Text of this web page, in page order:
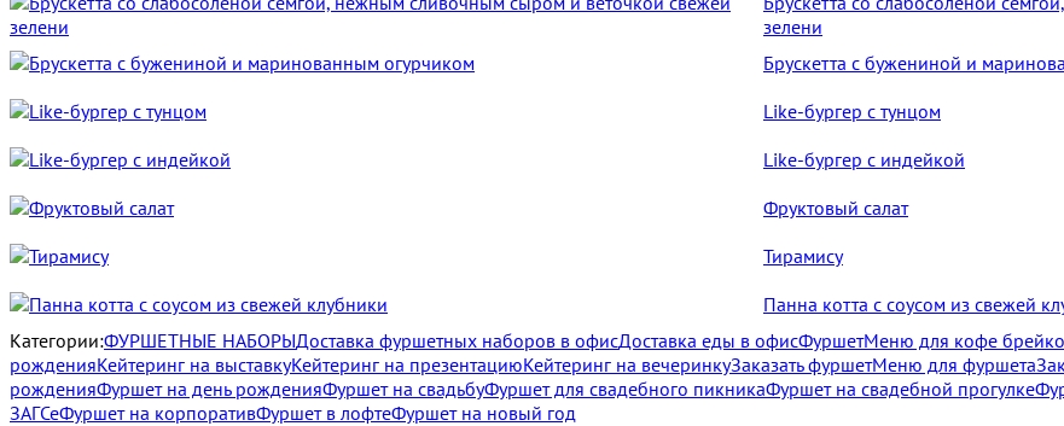
зелени
Брускетта с бужениной и
Like-бургер с тунцом
Like-бургер с индейкой
Фруктовый салат
Тирамису
Панна котта с соусом из свежей
Категории:ФУРШЕТНЫЕ НАБОРЫДоставка фуршетных наборов в офисДоставка еды в офисФуршетМеню для кофе
рожденияКейтеринг на выставкуКейтеринг на презентациюКейтеринг на вечеринкуЗаказать фуршетМеню для фуршета
рожденияФуршет на день рожденияФуршет на свадьбуФуршет для свадебного пикникаФуршет на свадебной прогулке
ЗАГСеФуршет на корпоративФуршет в лофтеФуршет на новый год